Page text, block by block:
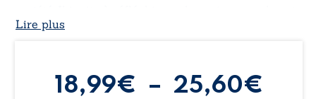
engagement, souvent méconnu du grand public,
Lire plus
18,99€ – 25,60€